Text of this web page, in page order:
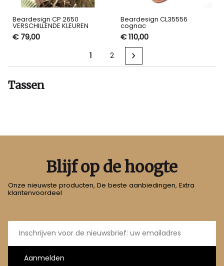
Beardesign CP 2650
VERSCHILLENDE KLEUREN
€ 79,00
Beardesign CL35556
cognac
€ 110,00
1 2
Tassen
Blijf op de hoogte
Onze nieuwste producten, De beste aanbiedingen, Extra
klantenvoordeel
E-
mailadres
Aanmelden